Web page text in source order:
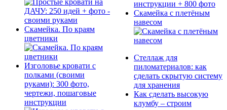
Скамейка. По краям
цветники
Изголовье кровати с
полками (своими
руками): 300 фото,
чертежи, пошаговые
инструкции
Скамейка с плетёным
навесом
Стеллаж для
пиломатериалов: как
сделать скрытую систему
для хранения
Как сделать высокую
клумбу – строим